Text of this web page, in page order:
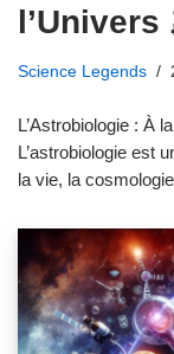
l’Univers
Science Legends
L’Astrobiologie : À
L’astrobiologie est
la vie, la